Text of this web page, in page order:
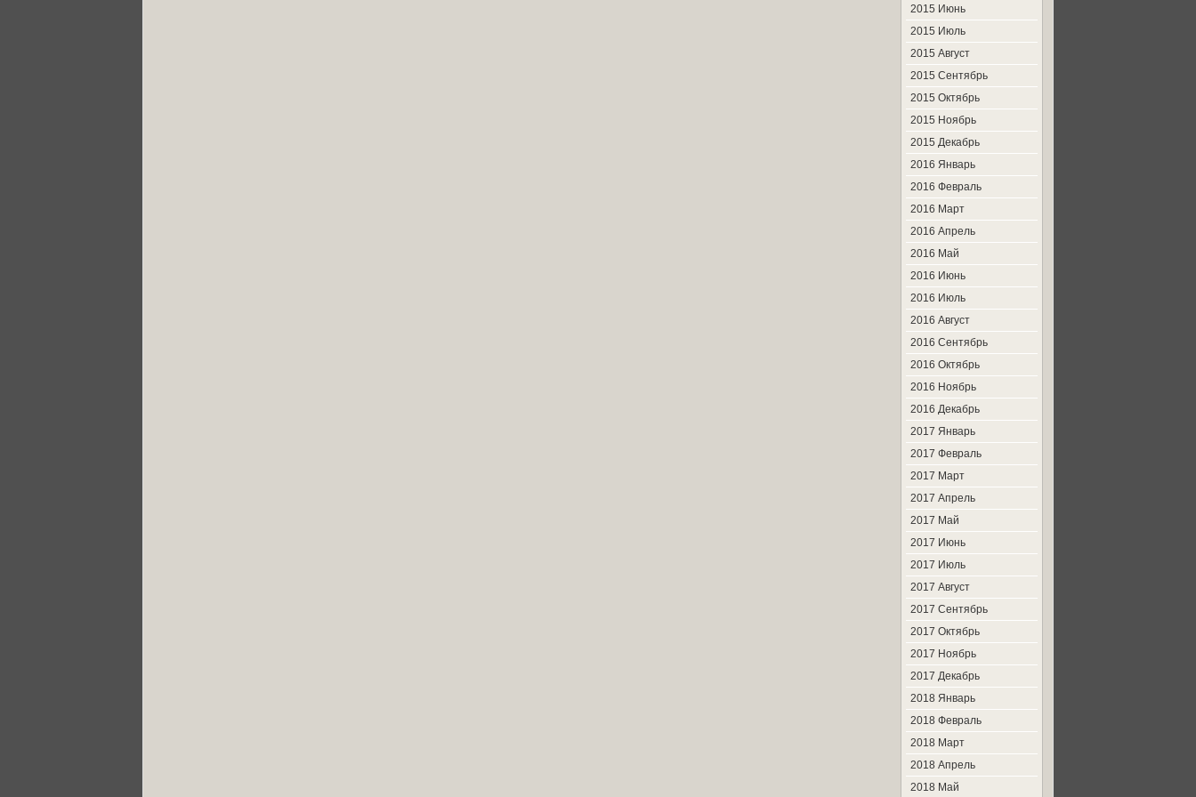
2015 Июнь
2015 Июль
2015 Август
2015 Сентябрь
2015 Октябрь
2015 Ноябрь
2015 Декабрь
2016 Январь
2016 Февраль
2016 Март
2016 Апрель
2016 Май
2016 Июнь
2016 Июль
2016 Август
2016 Сентябрь
2016 Октябрь
2016 Ноябрь
2016 Декабрь
2017 Январь
2017 Февраль
2017 Март
2017 Апрель
2017 Май
2017 Июнь
2017 Июль
2017 Август
2017 Сентябрь
2017 Октябрь
2017 Ноябрь
2017 Декабрь
2018 Январь
2018 Февраль
2018 Март
2018 Апрель
2018 Май